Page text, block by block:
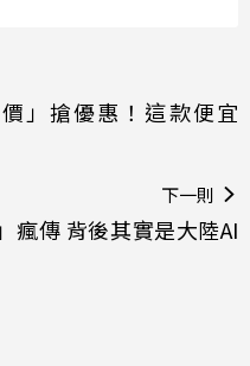
」搶優惠！這款便宜
下一則
瘋傳 背後其實是大陸AI